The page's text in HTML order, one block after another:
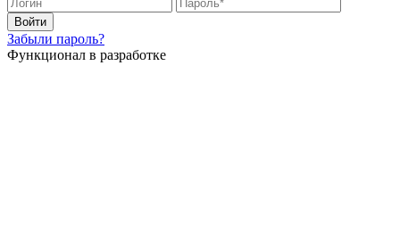
Войти
Забыли пароль?
Функционал в разработке